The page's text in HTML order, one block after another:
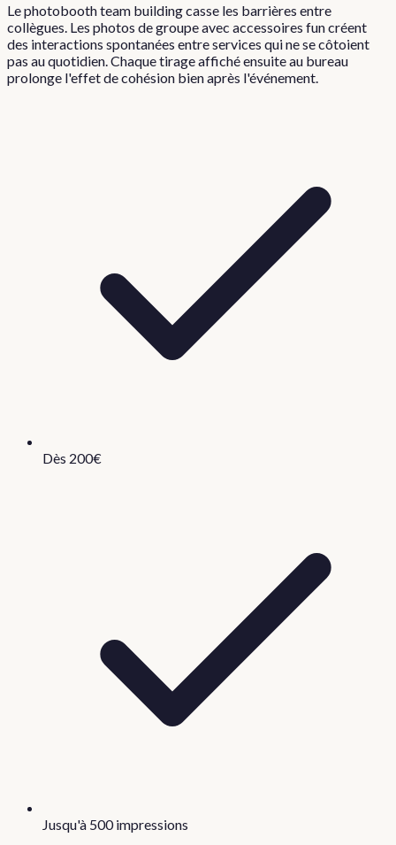
Le photobooth team building casse les barrières entre
collègues. Les photos de groupe avec accessoires fun créent
des interactions spontanées entre services qui ne se côtoient
pas au quotidien. Chaque tirage affiché ensuite au bureau
prolonge l'effet de cohésion bien après l'événement.
Dès 200€
Jusqu'à 500 impressions